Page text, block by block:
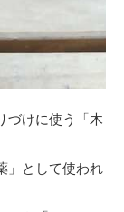
づけに使う「木
」として使われ